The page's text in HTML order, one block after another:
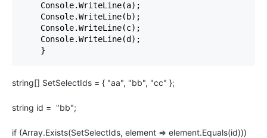
    Console.WriteLine(a);
    Console.WriteLine(b);
    Console.WriteLine(c);
    Console.WriteLine(d);
    }
string[] SetSelectIds = { "aa", "bb", "cc" };
string id = "bb";
if (Array.Exists(SetSelectIds, element => element.Equals(id)))